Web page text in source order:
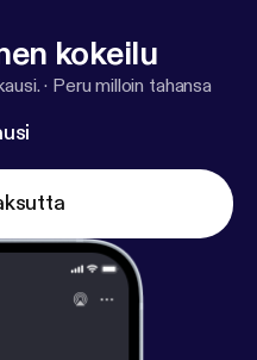
kokeilu
· Peru milloin tahansa